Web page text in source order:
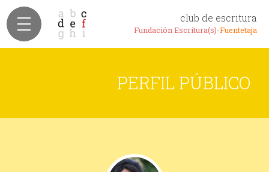
club de escritura
Fundación Escritura(s)-Fuentetaja
PERFIL PÚBLICO